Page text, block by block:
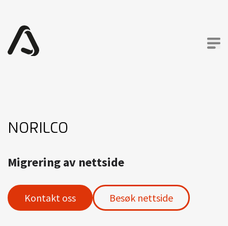
NORILCO
Migrering av nettside
Kontakt oss Besøk nettside